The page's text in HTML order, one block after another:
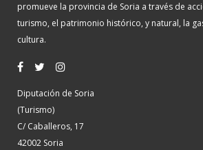
promueve la provincia de Soria a través de
turismo, el patrimonio histórico, y natural, la
cultura.
Diputación de Soria
(Turismo)
C/ Caballeros, 17
42002 Soria